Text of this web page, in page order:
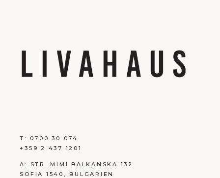
T:
0700 30 074
+359 2 437 1201
A:
STR. MIMI BALKANSKA 132
SOFIA 1540, BULGARIEN